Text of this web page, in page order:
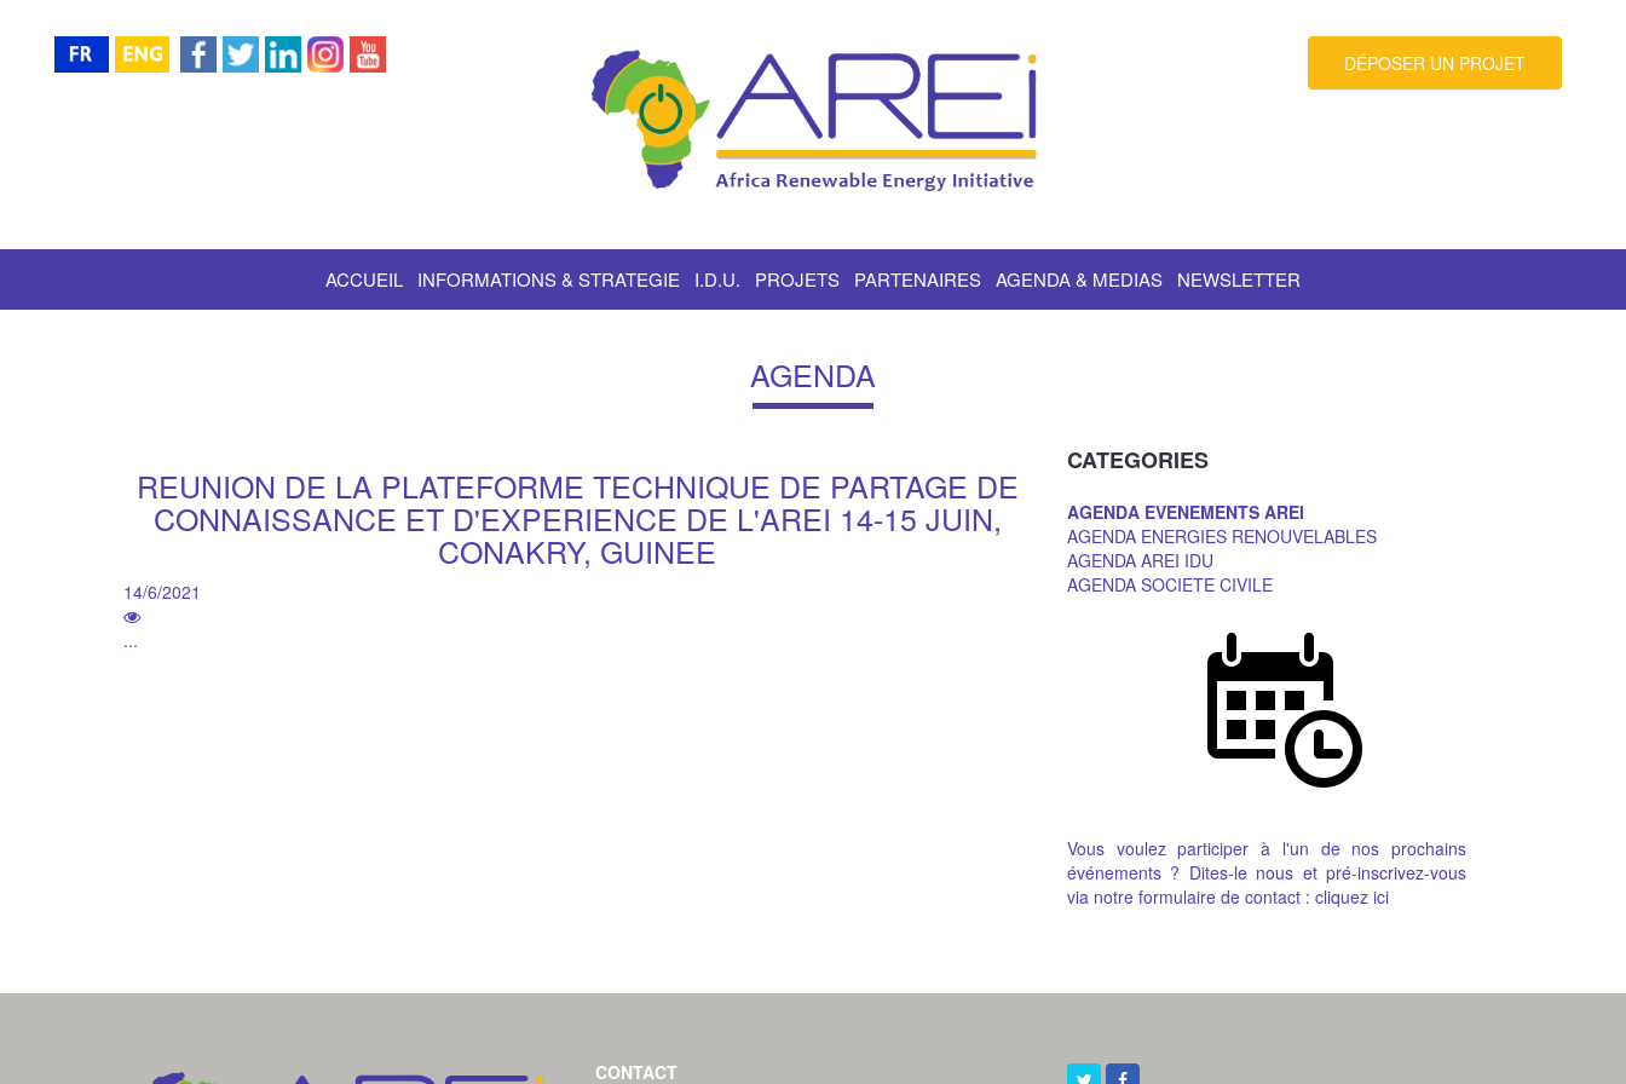
DÉPOSER UN PROJET
ACCUEIL INFORMATIONS & STRATEGIE I.D.U. PROJETS PARTENAIRES AGENDA & MEDIAS NEWSLETTER
AGENDA
REUNION DE LA PLATEFORME TECHNIQUE DE PARTAGE DE
CONNAISSANCE ET D'EXPERIENCE DE L'AREI 14-15 JUIN,
CONAKRY, GUINEE
14/6/2021
...
CATEGORIES
AGENDA EVENEMENTS AREI
AGENDA ENERGIES RENOUVELABLES
AGENDA AREI IDU
AGENDA SOCIETE CIVILE
Vous voulez participer à l'un de nos prochains
événements ? Dites-le nous et pré-inscrivez-vous
via notre formulaire de contact : cliquez ici
CONTACT